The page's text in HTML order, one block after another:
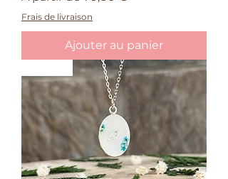
Frais de livraison
Ajouter au panier